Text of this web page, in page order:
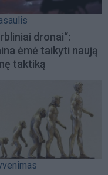
dronai“:
ėmė taikyti naują
taktiką